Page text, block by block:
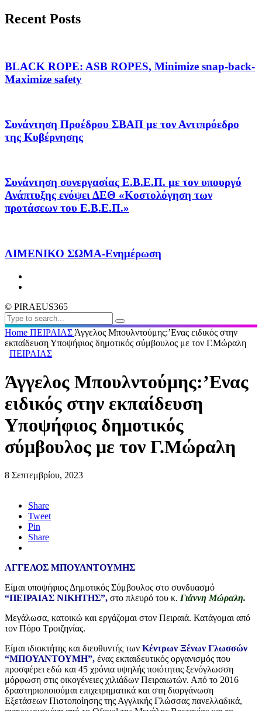
Recent Posts
BLACK ROPE: ASB ROPES, Minimize snap-back-
Maximize safety
Συνάντηση Προέδρου ΣΒΑΠ με τον Αντιπρόεδρο
της Κυβέρνησης
Συνάντηση συνεργασίας Ε.Β.Ε.Π. με τον υπουργό
Ανάπτυξης ενόψει ΔΕΘ «Κοστολόγηση των
προτάσεων του Ε.Β.Ε.Π.»
ΛΙΜΕΝΙΚΟ ΣΩΜΑ-Ενημέρωση
© PIRAEUS365
Home ΠΕΙΡΑΙΑΣ Άγγελος Μπουλντούμης:’Ενας ειδικός στην
εκπαίδευση Υποψήφιος δημοτικός σύμβουλος με τον Γ.Μώραλη
ΠΕΙΡΑΙΑΣ
Άγγελος Μπουλντούμης:’Ενας
ειδικός στην εκπαίδευση
Υποψήφιος δημοτικός
σύμβουλος με τον Γ.Μώραλη
8 Σεπτεμβρίου, 2023
Share
Tweet
Pin
Share
ΑΓΓΕΛΟΣ ΜΠΟΥΛΝΤΟΥΜΗΣ
Είμαι υποψήφιος Δημοτικός Σύμβουλος στο συνδυασμό
“ΠΕΙΡΑΙΑΣ ΝΙΚΗΤΗΣ”, στο πλευρό του κ. Γιάννη Μώραλη.
Μεγάλωσα, κατοικώ και εργάζομαι στον Πειραιά. Κατάγομαι από
τον Πόρο Τροιζηνίας.
Είμαι ιδιοκτήτης και διευθυντής των Κέντρων Ξένων Γλωσσών
“ΜΠΟΥΛΝΤΟΥΜΗ”, ένας εκπαιδευτικός οργανισμός που
προσφέρει εδώ και 45 χρόνια υψηλής ποιότητας ξενόγλωσση
μόρφωση στις οικογένειες χιλιάδων Πειραιωτών. Από το 2016
δραστηριοποιούμαι επιχειρηματικά και στη διοργάνωση
Εξετάσεων Πιστοποίησης της Αγγλικής Γλώσσας πανελλαδικά,